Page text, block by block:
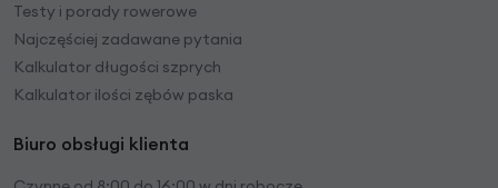
Testy i porady rowerowe
Najczęściej zadawane pytania
Kalkulator długości szprych
Kalkulator ilości zębów paska
Biuro obsługi klienta